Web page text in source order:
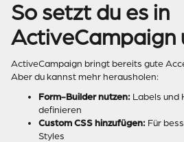
So setzt du es in
ActiveCampaign
ActiveCampaign bringt bereits gute
Aber du kannst mehr herausholen:
Form-Builder nutzen: Labels und
definieren
Custom CSS hinzufügen: Für
Styles